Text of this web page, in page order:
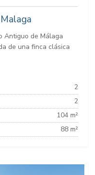
Antiguo de Málaga
de una finca clásica
2
2
104 m²
88 m²